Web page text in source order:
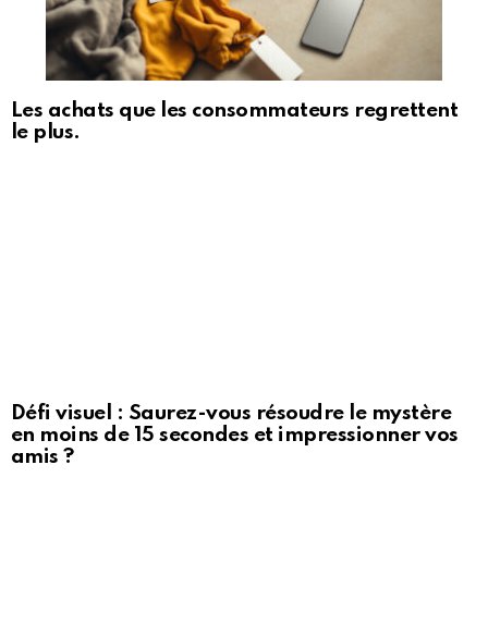
Les achats que les consommateurs regrettent
le plus.
Défi visuel : Saurez-vous résoudre le mystère
en moins de 15 secondes et impressionner vos
amis ?